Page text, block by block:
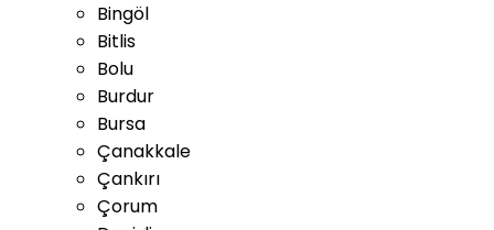
Bingöl
Bitlis
Bolu
Burdur
Bursa
Çanakkale
Çankırı
Çorum